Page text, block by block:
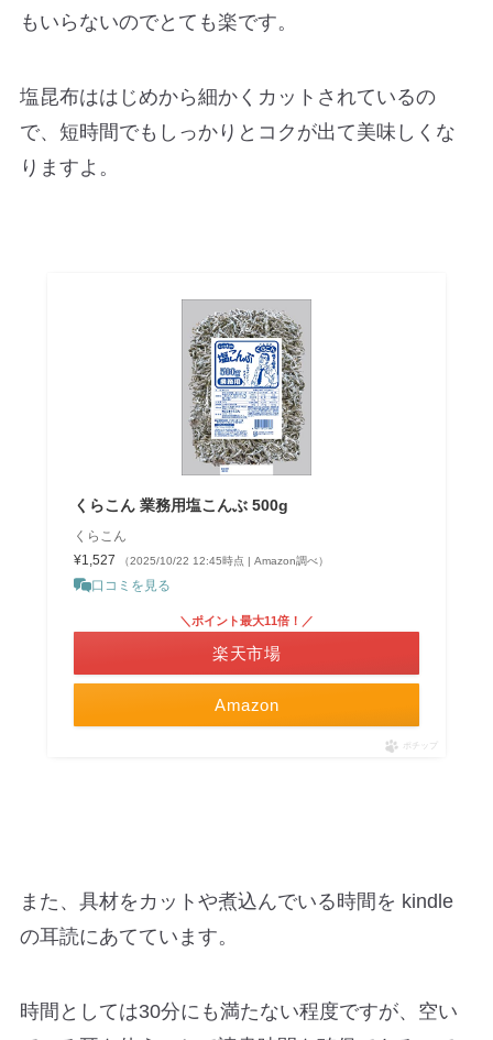
もいらないのでとても楽です。
塩昆布ははじめから細かくカットされているの
で、短時間でもしっかりとコクが出て美味しくな
りますよ。
くらこん 業務用塩こんぶ 500g
くらこん
¥1,527
（2025/10/22 12:45時点 | Amazon調べ）
口コミを見る
Amazon
＼ポイント最大11倍！／
楽天市場
ポチップ
また、具材をカットや煮込んでいる時間を kindle
の耳読にあてています。
時間としては30分にも満たない程度ですが、空い